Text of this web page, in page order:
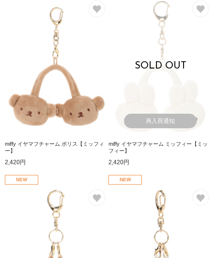
miffy イヤマフチャーム ボリス【ミッフィ
ー】
2,420円
SOLD OUT
再入荷通知
miffy イヤマフチャーム ミッフィー【ミッ
フィー】
2,420円
NEW NEW